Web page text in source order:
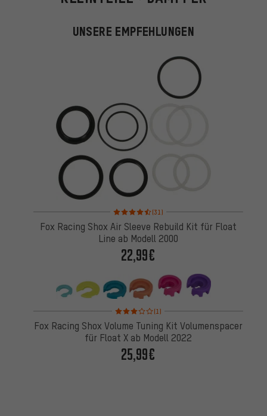
UNSERE EMPFEHLUNGEN
Bewertungen: 4,5 von 5 basierend auf 31
(31)
Fox Racing Shox Air Sleeve Rebuild Kit für Float
Line ab Modell 2000
22,99€
Bewertungen: 3 von 5 basierend auf 1
(1)
Fox Racing Shox Volume Tuning Kit Volumenspacer
für Float X ab Modell 2022
25,99€